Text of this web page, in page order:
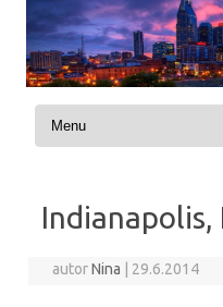
Indianapolis,
autorNina 29.6.2014